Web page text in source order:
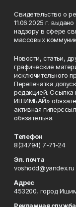
Свидетельство о
11.06.2025 г.
надзору в сфере
массовых
Новости, статьи,
графические
исключительного
Перепечатка
редакцией.
ИШИМБАЙ»
активная
обязательна.
Телефон
8(34794) 7-71-24
Эл. почта
voshodd@yandex.ru
Адрес
453200, город